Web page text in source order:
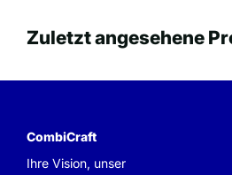
Zuletzt angesehene
CombiCraft
Ihre Vision, unser